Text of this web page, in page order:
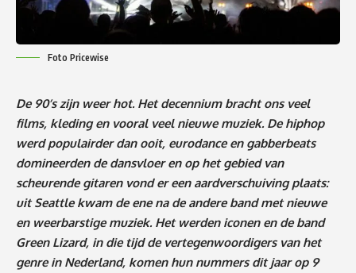
Foto Pricewise
De 90’s zijn weer hot. Het decennium bracht ons veel
films, kleding en vooral veel nieuwe muziek. De hiphop
werd populairder dan ooit, eurodance en gabberbeats
domineerden de dansvloer en op het gebied van
scheurende gitaren vond er een aardverschuiving plaats:
uit Seattle kwam de ene na de andere band met nieuwe
en weerbarstige muziek. Het werden iconen en de band
Green Lizard, in die tijd de vertegenwoordigers van het
genre in Nederland, komen hun nummers dit jaar op 9